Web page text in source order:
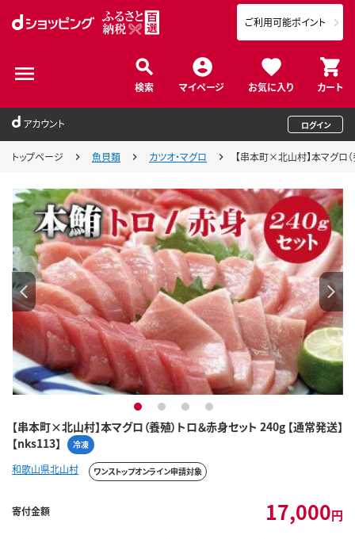
検索 マイページ お気に入り カート
ご利用可能ポイント
アカウント ログイン
トップページ 魚貝類 カツオ・マグロ 【串本町×北山村】本マグロ
【串本町×北山村】本マグロ（養殖）トロ＆赤身セット 240g 【通常発送】
【nks113】
冷凍
1 2 3 4
和歌山県北山村 ワンストップオンライン申請対象
寄付金額 17,000円